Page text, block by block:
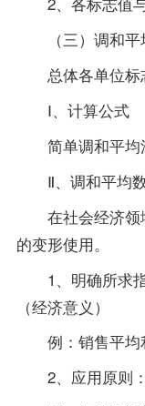
（三）调和平
总体各单位标
Ⅰ、计算公式
简单调和平均
Ⅱ、调和平均
在社会经济领
的变形使用。
1、明确所求指
（经济意义）
例：销售平均
2、应用原则：